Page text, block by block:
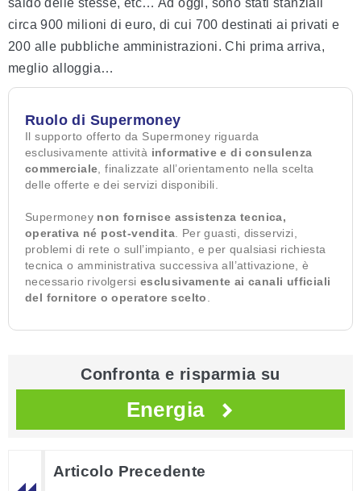
saldo delle stesse, etc… Ad oggi, sono stati stanziali
circa 900 milioni di euro, di cui 700 destinati ai privati e
200 alle pubbliche amministrazioni. Chi prima arriva,
meglio alloggia…
Ruolo di Supermoney
Il supporto offerto da Supermoney riguarda
esclusivamente attività informative e di consulenza
commerciale , finalizzate all’orientamento nella scelta
delle offerte e dei servizi disponibili.
Supermoney non fornisce assistenza tecnica,
operativa né post-vendita . Per guasti, disservizi,
problemi di rete o sull’impianto, e per qualsiasi richiesta
tecnica o amministrativa successiva all’attivazione, è
necessario rivolgersi esclusivamente ai canali ufficiali
del fornitore o operatore scelto
Confronta e risparmia su
Energia
Articolo Precedente